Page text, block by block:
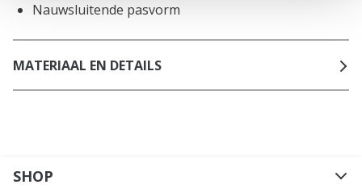
Nauwsluitende pasvorm
MATERIAAL EN DETAILS
SHOP